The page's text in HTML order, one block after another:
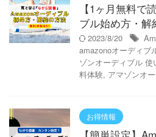
【1ヶ月無料で
ブル始め方・解
2023/8/20
amazonoオーディブ
ゾンオーディブル 使
料体験, アマゾンオ
お得情報